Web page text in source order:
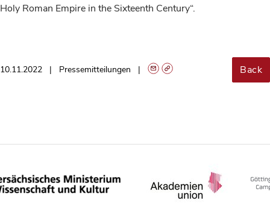
Holy Roman Empire in the Sixteenth Century“.
10.11.2022 Pressemitteilungen Back